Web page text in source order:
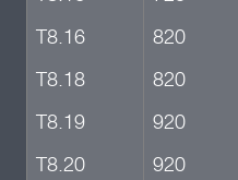
Т8.16
820
Т8.18
820
Т8.19
920
Т8.20
920